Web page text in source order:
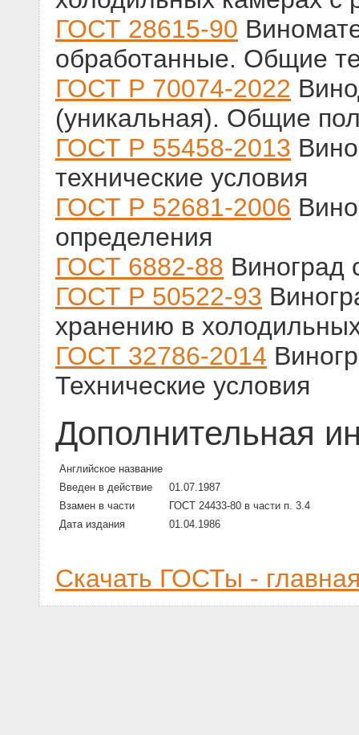
ГОСТ 28615-90
обработанные. Общие
ГОСТ Р 70074-2022
(уникальная). Общие
ГОСТ Р 55458-2013
технические условия
ГОСТ Р 52681-2006
определения
ГОСТ 6882-88 Виноград
ГОСТ Р 50522-93
хранению в
ГОСТ 32786-2014
Технические условия
Дополнительная
Английское название
Введен в действие
01.07.1987
Взамен в части
ГОСТ 24433-80 в части п. 3.4
Дата издания
01.04.1986
Скачать ГОСТы -